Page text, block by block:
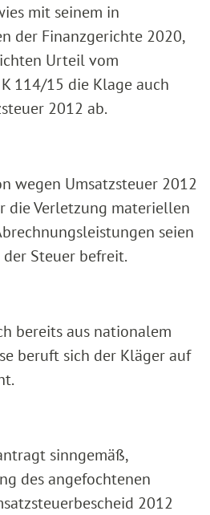
mit seinem in
der Finanzgerichte 2020,
Urteil vom
114/15 die Klage auch
2012 ab.
wegen Umsatzsteuer 2012
die Verletzung materiellen
seien
Steuer befreit.
bereits aus nationalem
beruft sich der Kläger auf
sinngemäß,
des angefochtenen
2012